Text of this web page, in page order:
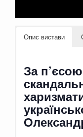
Опис вистави
За